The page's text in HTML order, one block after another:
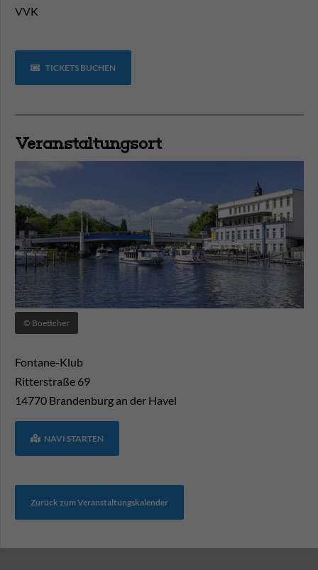
VVK
TICKETS BUCHEN
Veranstaltungsort
© Boettcher
Fontane-Klub
Ritterstraße 69
14770 Brandenburg an der Havel
NAVI STARTEN
Zurück zum Veranstaltungskalender